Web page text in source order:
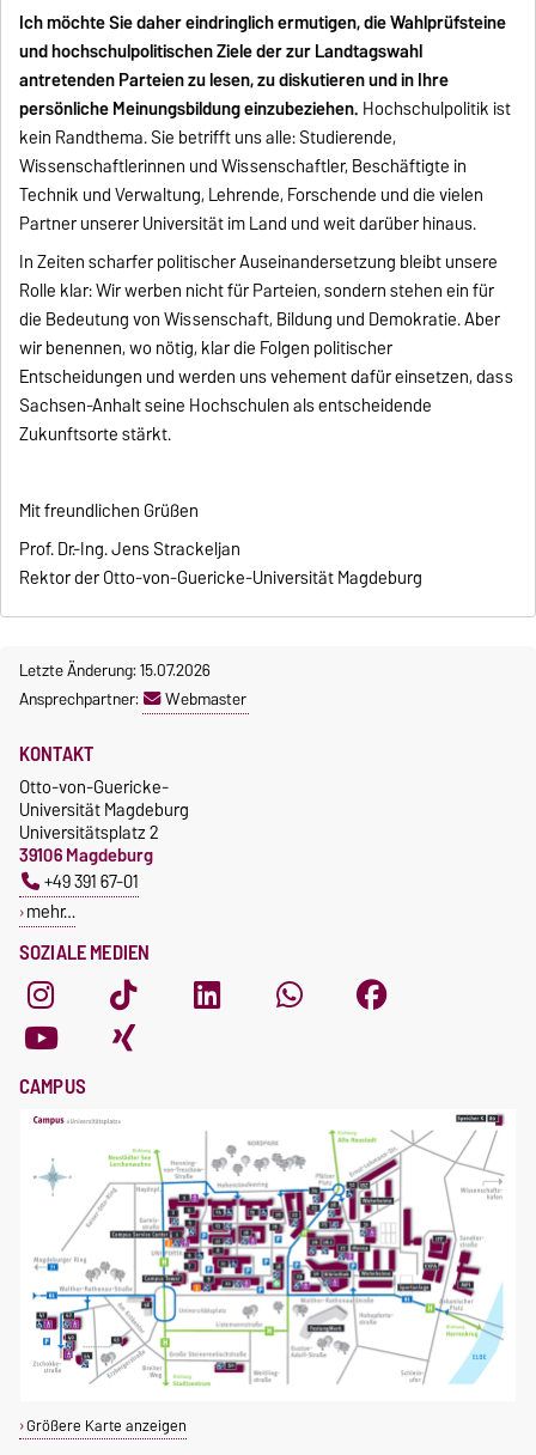
Ich möchte Sie daher eindringlich ermutigen, die Wahlprüfsteine
und hochschulpolitischen Ziele der zur Landtagswahl
antretenden Parteien zu lesen, zu diskutieren und in Ihre
persönliche Meinungsbildung einzubeziehen. Hochschulpolitik ist
kein Randthema. Sie betrifft uns alle: Studierende,
Wissenschaftlerinnen und Wissenschaftler, Beschäftigte in
Technik und Verwaltung, Lehrende, Forschende und die vielen
Partner unserer Universität im Land und weit darüber hinaus.
In Zeiten scharfer politischer Auseinandersetzung bleibt unsere
Rolle klar: Wir werben nicht für Parteien, sondern stehen ein für
die Bedeutung von Wissenschaft, Bildung und Demokratie. Aber
wir benennen, wo nötig, klar die Folgen politischer
Entscheidungen und werden uns vehement dafür einsetzen, dass
Sachsen-Anhalt seine Hochschulen als entscheidende
Zukunftsorte stärkt.
Mit freundlichen Grüßen
Prof. Dr.-Ing. Jens Strackeljan
Rektor der Otto-von-Guericke-Universität Magdeburg
Letzte Änderung: 15.07.2026
Ansprechpartner:
Webmaster
SOZIALE MEDIEN
KONTAKT
Otto-von-Guericke-
Universität Magdeburg
Universitätsplatz 2
39106 Magdeburg
+49 391 67-01
mehr…
CAMPUS
Größere Karte anzeigen